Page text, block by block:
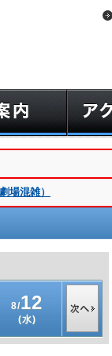
場混雑）
8/12
(水)
8/